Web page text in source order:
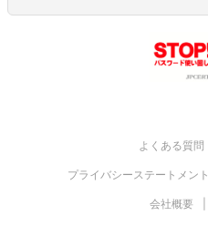
よくある質問
プライバシーステートメント
会社概要